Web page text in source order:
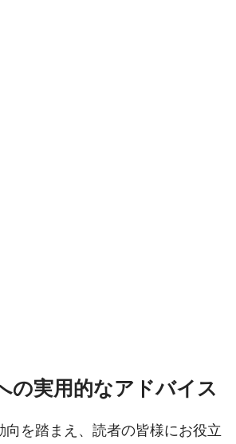
の実用的なアドバイス
向を踏まえ、読者の皆様にお役立